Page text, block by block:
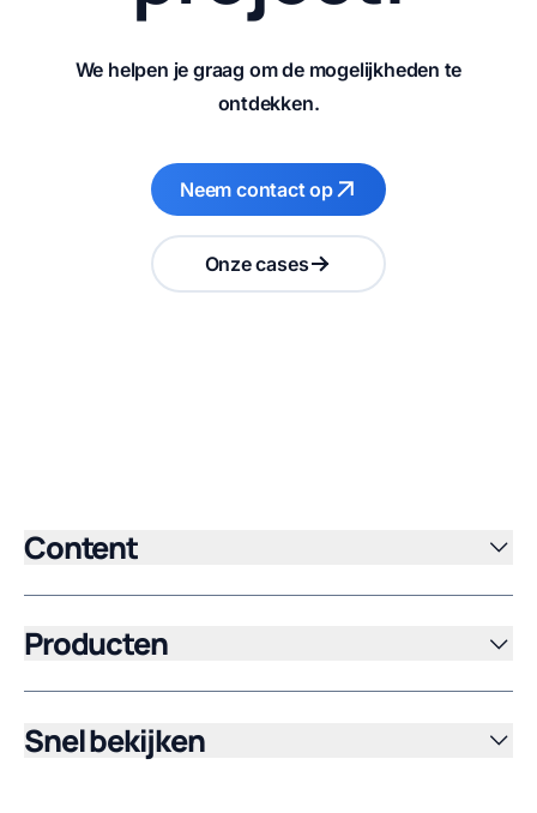
We helpen je graag om de mogelijkheden te
ontdekken.
Neem contact op
Onze cases
Content
Producten
Snel bekijken